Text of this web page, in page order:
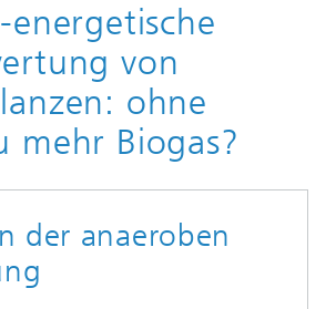
Solutions
von Biogas durch Hochlastfaulung von
Gülle und organischen Reststoffen
Verfahren zur Biogasgewinnung aus
von
ohne
mehr Biogas?
der anaeroben